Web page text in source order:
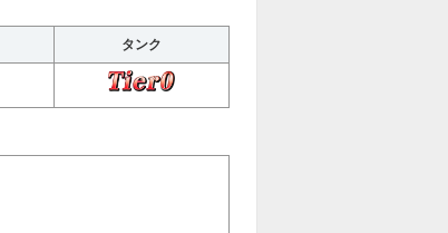
タンク